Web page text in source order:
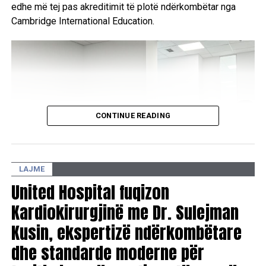
edhe më tej pas akreditimit të plotë ndërkombëtar nga
Cambridge International Education.
CONTINUE READING
LAJME
United Hospital fuqizon
Kardiokirurgjinë me Dr. Sulejman
Kusin, ekspertizë ndërkombëtare
dhe standarde moderne për